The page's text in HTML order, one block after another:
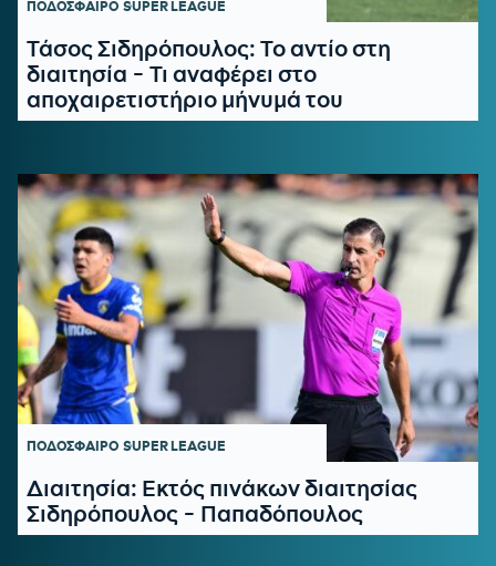
ΠΟΔΟΣΦΑΙΡΟ SUPER LEAGUE
Τάσος Σιδηρόπουλος: Το αντίο στη
διαιτησία - Τι αναφέρει στο
αποχαιρετιστήριο μήνυμά του
ΠΟΔΟΣΦΑΙΡΟ SUPER LEAGUE
Διαιτησία: Εκτός πινάκων διαιτησίας
Σιδηρόπουλος - Παπαδόπουλος